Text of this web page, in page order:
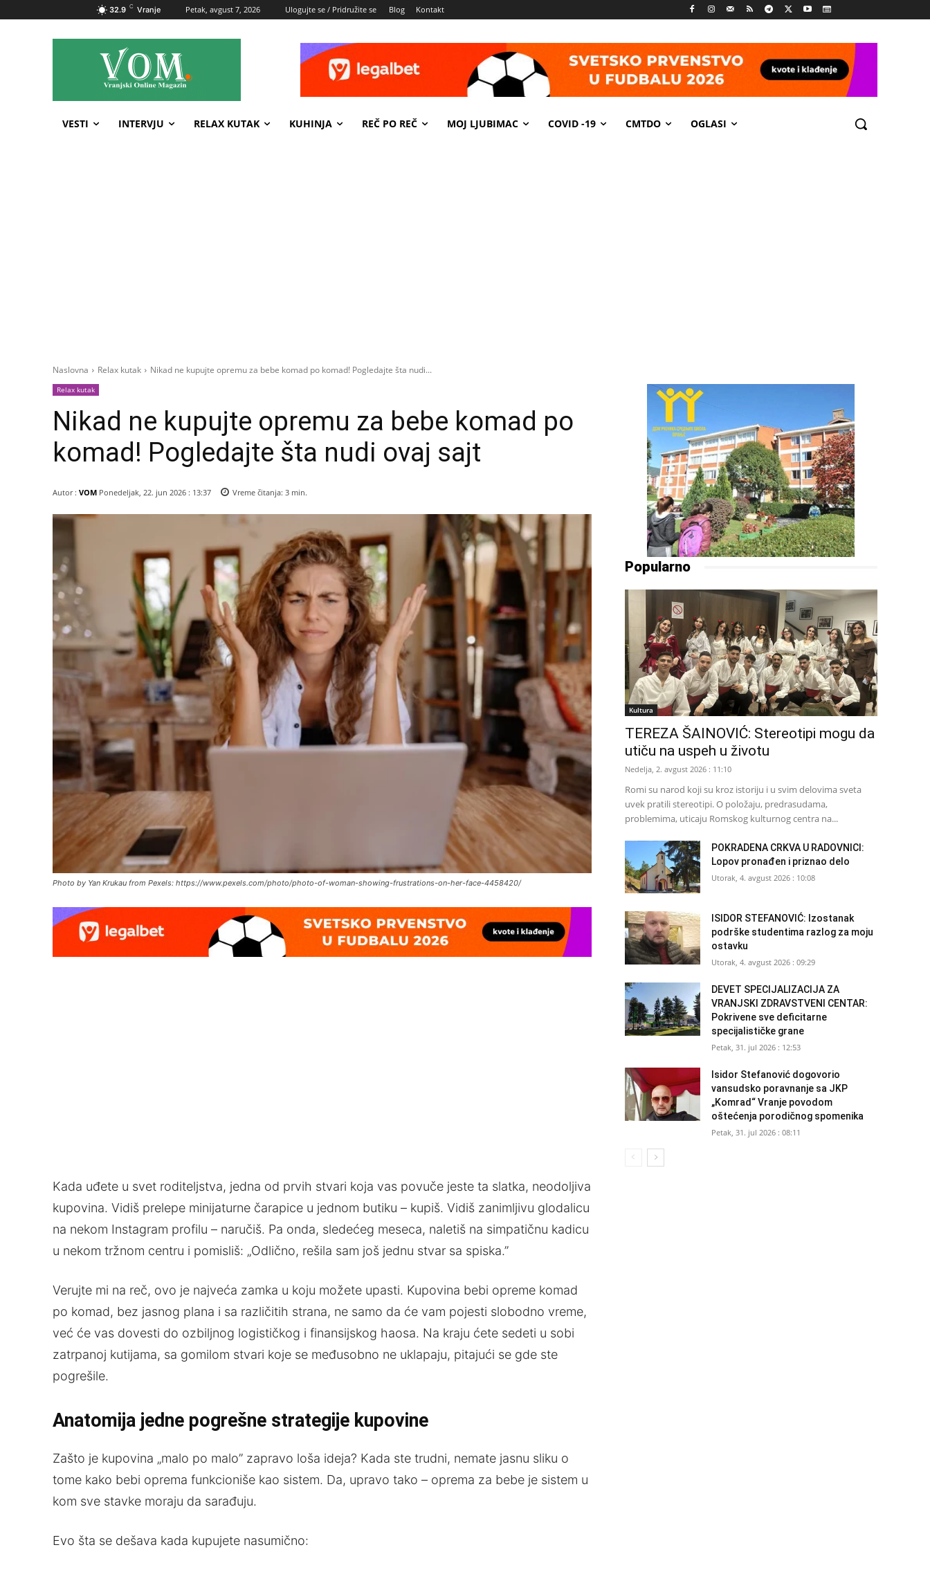
32.9 C Vranje Petak, avgust 7, 2026 Ulogujte se / Pridružite se Blog Kontakt
VESTI INTERVJU RELAX KUTAK KUHINJA REČ PO REČ MOJ LJUBIMAC COVID -19 CMTDO OGLASI
Naslovna Relax kutak Nikad ne kupujte opremu za bebe komad po komad! Pogledajte šta nudi...
Relax kutak
Nikad ne kupujte opremu za bebe komad po
komad! Pogledajte šta nudi ovaj sajt
Autor : VOM Ponedeljak, 22. jun 2026 : 13:37 Vreme čitanja: 3 min.
Photo by Yan Krukau from Pexels: https://www.pexels.com/photo/photo-of-woman-showing-frustrations-on-her-face-4458420/
Kada uđete u svet roditeljstva, jedna od prvih stvari koja vas povuče jeste ta slatka, neodoljiva
kupovina. Vidiš prelepe minijaturne čarapice u jednom butiku – kupiš. Vidiš zanimljivu glodalicu
na nekom Instagram profilu – naručiš. Pa onda, sledećeg meseca, naletiš na simpatičnu kadicu
u nekom tržnom centru i pomisliš: „Odlično, rešila sam još jednu stvar sa spiska.”
Verujte mi na reč, ovo je najveća zamka u koju možete upasti. Kupovina bebi opreme komad
po komad, bez jasnog plana i sa različitih strana, ne samo da će vam pojesti slobodno vreme,
već će vas dovesti do ozbiljnog logističkog i finansijskog haosa. Na kraju ćete sedeti u sobi
zatrpanoj kutijama, sa gomilom stvari koje se međusobno ne uklapaju, pitajući se gde ste
pogrešile.
Anatomija jedne pogrešne strategije kupovine
Zašto je kupovina „malo po malo” zapravo loša ideja? Kada ste trudni, nemate jasnu sliku o
tome kako bebi oprema funkcioniše kao sistem. Da, upravo tako – oprema za bebe je sistem u
kom sve stavke moraju da sarađuju.
Evo šta se dešava kada kupujete nasumično:
Popularno
Kultura
TEREZA ŠAINOVIĆ: Stereotipi mogu da
utiču na uspeh u životu
Nedelja, 2. avgust 2026 : 11:10
Romi su narod koji su kroz istoriju i u svim delovima sveta
uvek pratili stereotipi. O položaju, predrasudama,
problemima, uticaju Romskog kulturnog centra na...
POKRADENA CRKVA U RADOVNICI:
Lopov pronađen i priznao delo
Utorak, 4. avgust 2026 : 10:08
ISIDOR STEFANOVIĆ: Izostanak
podrške studentima razlog za moju
ostavku
Utorak, 4. avgust 2026 : 09:29
DEVET SPECIJALIZACIJA ZA
VRANJSKI ZDRAVSTVENI CENTAR:
Pokrivene sve deficitarne
specijalističke grane
Petak, 31. jul 2026 : 12:53
Isidor Stefanović dogovorio
vansudsko poravnanje sa JKP
„Komrad“ Vranje povodom
oštećenja porodičnog spomenika
Petak, 31. jul 2026 : 08:11